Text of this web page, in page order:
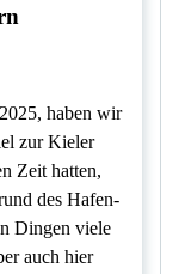
haben wir
zur Kieler
Zeit hatten,
des Hafen-
Dingen viele
auch hier